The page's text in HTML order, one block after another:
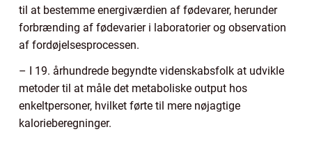
til at bestemme energiværdien af fødevarer, herunder
forbrænding af fødevarier i laboratorier og observation
af fordøjelsesprocessen.
– I 19. århundrede begyndte videnskabsfolk at udvikle
metoder til at måle det metaboliske output hos
enkeltpersoner, hvilket førte til mere nøjagtige
kalorieberegninger.